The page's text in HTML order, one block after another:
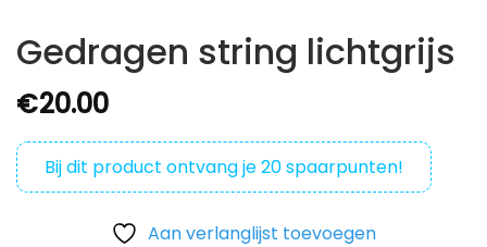
Gedragen string lichtgrijs
€20.00
Bij dit product ontvang je20spaarpunten!
Aan verlanglijst toevoegen